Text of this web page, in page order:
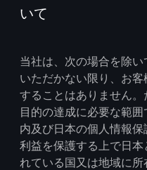
いて
当社は、次の場合を除
いただかない限り、お
することはありません
目的の達成に必要な範
内及び日本の個人情報
利益を保護する上で日
れている国又は地域に